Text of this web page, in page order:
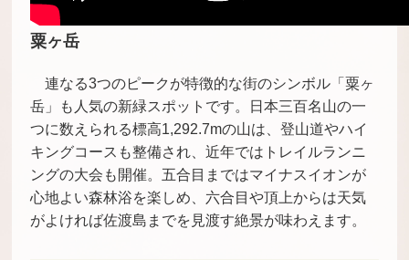
粟ヶ岳
連なる3つのピークが特徴的な街のシンボル「粟ヶ
岳」も人気の新緑スポットです。日本三百名山の一
つに数えられる標高1,292.7mの山は、登山道やハイ
キングコースも整備され、近年ではトレイルランニ
ングの大会も開催。五合目まではマイナスイオンが
心地よい森林浴を楽しめ、六合目や頂上からは天気
がよければ佐渡島までを見渡す絶景が味わえます。